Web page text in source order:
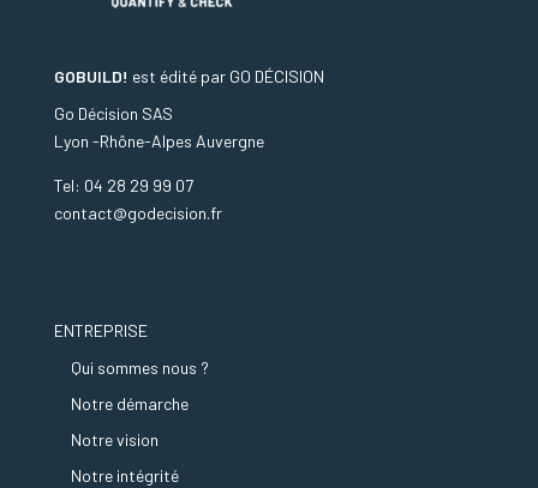
GOBUILD! est édité par GO DÉCISION
Go Décision SAS
Lyon -Rhône-Alpes Auvergne
Tel: 04 28 29 99 07
contact@godecision.fr
ENTREPRISE
Qui sommes nous ?
Notre démarche
Notre vision
Notre intégrité